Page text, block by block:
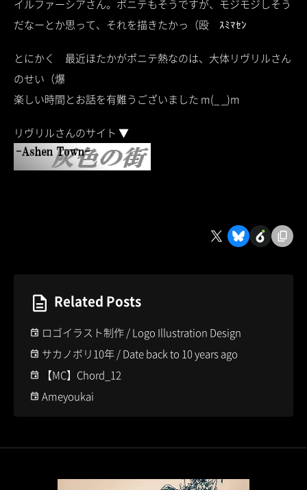
イルファーシアさん。ポニテもそうですが、モジモジしそう
だなーとか思って、それを描きたかっ（殴 ｽﾐﾏｾﾝ
とにかく 最近ほたかがポニテ熱なのは、大体リヴリルさん
のせい（爆
楽しい時間とお話を有難うございました m(_ _)m
リヴリルさんのサイト ▼
Related Posts
ロゴイラスト制作 / Logo Illustration Design
サカノボリ10年 / Date back to 10 years ago
【MC】Chord_12
Ameyoukai